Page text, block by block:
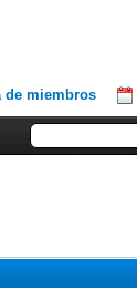
de miembros